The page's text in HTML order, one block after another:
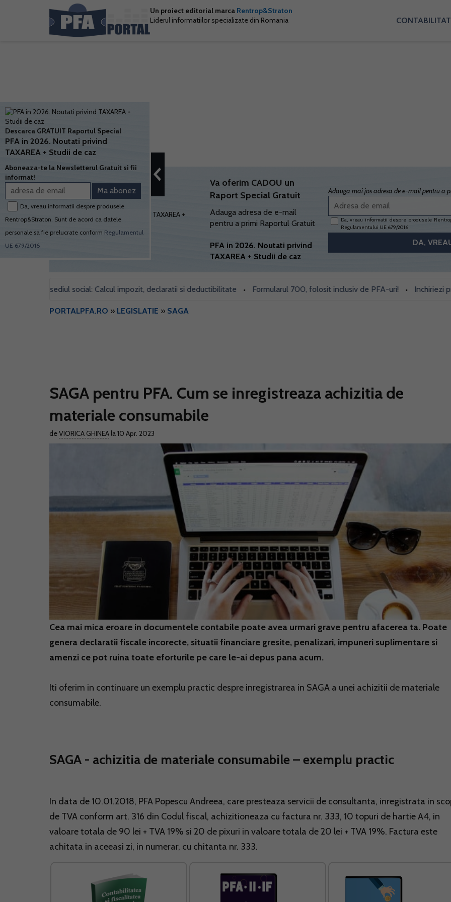
Un proiect editorial marca Rentrop&Straton
Liderul informatiilor specializate din Romania
Va oferim CADOU un
Raport Special Gratuit
Adauga adresa de e-mail
pentru a primi Raportul Gratuit
PFA in 2026. Noutati privind
TAXAREA + Studii de caz
Adauga mai jos adresa de e-mail pentru a
Da, vreau informatii despre produsele
Regulamentului UE 679/2016
sediul social: Calcul impozit, declaratii si deductibilitate • Formularul 700, folosit inclusiv de PFA-uri! • Inchiriezi prin
PORTALPFA.RO » LEGISLATIE » SAGA
SAGA pentru PFA. Cum se inregistreaza achizitia de
materiale consumabile
deVIORICA GHINEA la 10 Apr. 2023
Cea mai mica eroare in documentele contabile poate avea urmari grave pentru afacerea ta. Poate
genera declaratii fiscale incorecte, situatii financiare gresite, penalizari, impuneri suplimentare si
amenzi ce pot ruina toate eforturile pe care le-ai depus pana acum.
Iti oferim in continuare un exemplu practic despre inregistrarea in SAGA a unei achizitii de materiale
consumabile.
SAGA - achizitia de materiale consumabile – exemplu practic
In data de 10.01.2018, PFA Popescu Andreea, care presteaza servicii de consultanta, inregistrata in
de TVA conform art. 316 din Codul fiscal, achizitioneaza cu factura nr. 333, 10 topuri de hartie A4, in
valoare totala de 90 lei + TVA 19% si 20 de pixuri in valoare totala de 20 lei + TVA 19%. Factura este
achitata in aceeasi zi, in numerar, cu chitanta nr. 333.
Descarca GRATUIT Raportul Special
PFA in 2026. Noutati privind
TAXAREA + Studii de caz
Aboneaza-te la Newsletterul Gratuit si fii
informat!
Da, vreau informatii despre produsele
Rentrop&Straton. Sunt de acord ca datele
personale sa fie prelucrate conform Regulamentul
UE 679/2016